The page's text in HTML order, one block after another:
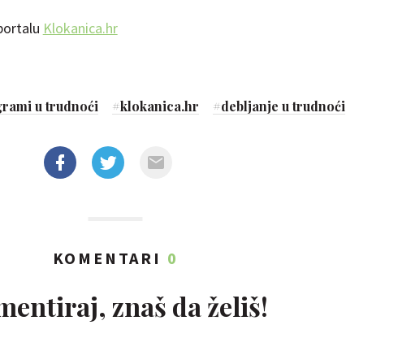
Klokanica.hr
u trudnoći #klokanica.hr #debljanje u trudnoći
KOMENTARI 0
znaš da želiš!